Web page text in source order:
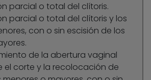
parcial o total del clítoris.
parcial o total del clítoris y los
con o sin escisión de los
de la abertura vaginal
el corte y la recolocación de